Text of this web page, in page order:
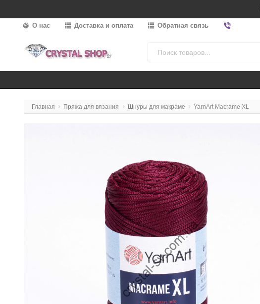
О нас Доставка и оплата Обратная связь
Главная Пряжа для вязания Шнуры для макраме YarnArt Macrame XL